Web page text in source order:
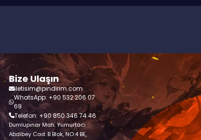
Bize Ulaşın
iletisim@pindirim.com
WhatsApp: +90 532 206 07
69
Telefon: +90 850 346 74 46
Dumlupınar Mah. Yumurtacı
Abdibey Cad. B Blok, NO:4 BE,